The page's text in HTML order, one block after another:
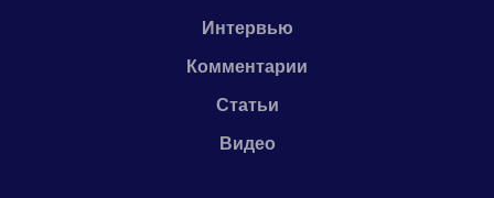
Интервью
Комментарии
Статьи
Видео